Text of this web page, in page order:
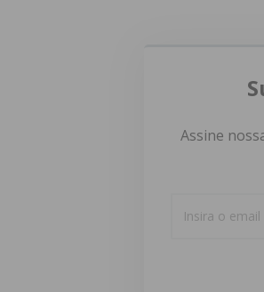
Assine